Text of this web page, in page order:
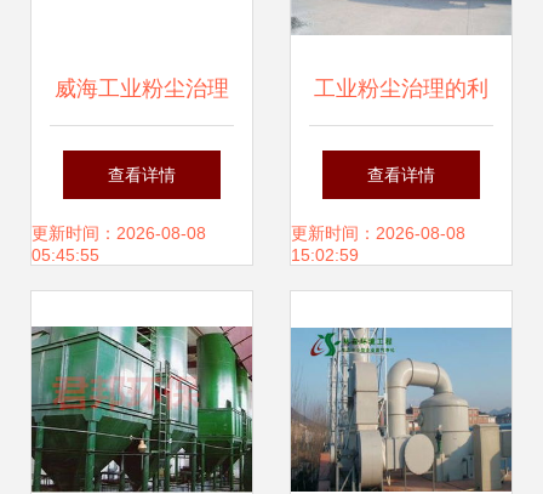
威海工业粉尘治理
与异味处理设备 打
造绿色生产新标杆
查看详情
更新时间：2026-08-08
05:45:55
工业粉尘治理的利
器 高清视野下的高
效除尘技术详解
查看详情
更新时间：2026-08-08
15:02:59